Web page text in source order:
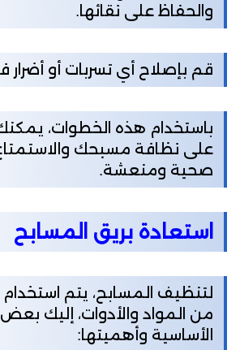
والحفاظ على نقائها.
قم بإصلاح أي تسربات أو
باستخدام هذه الخطوات،
على نظافة مسبحك
صحية ومنعشة.
استعادة بريق المسابح
لتنظيف المسابح، يتم
من المواد والأدوات، إليك بعض
الأساسية وأهميتها: